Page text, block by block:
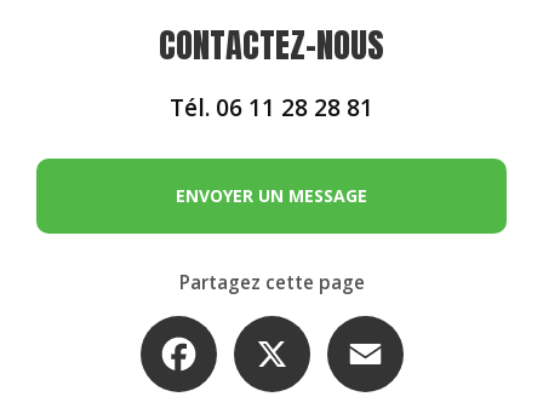
CONTACTEZ-NOUS
Tél. 06 11 28 28 81
ENVOYER UN MESSAGE
Partagez cette page
Facebook